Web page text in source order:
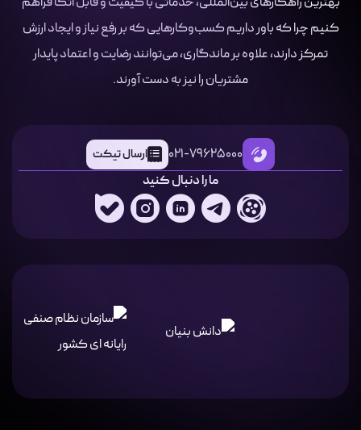
کنیم چرا که باور داریم کسب‌وکارهایی که بر رفع نیاز و ایجاد ارزش
تمرکز دارند، علاوه بر ماندگاری، می‌توانند رضایت و اعتماد پایدار
مشتریان را نیز به دست آورند.
021-79625000 ارسال تیکت
ما را دنبال کنید